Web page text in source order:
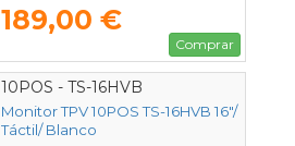
189,00 €
Comprar
10POS - TS-16HVB
Monitor TPV 10POS TS-16HVB 16"/
Táctil/ Blanco